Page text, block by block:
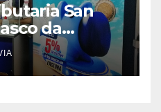
San
da
a